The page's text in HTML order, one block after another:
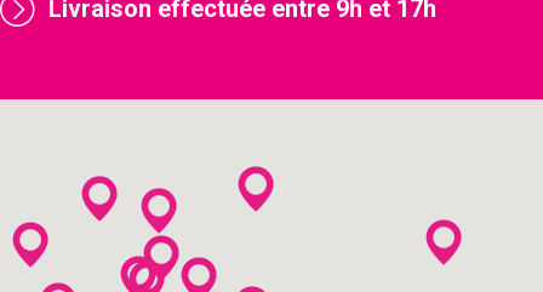
Livraison effectuée entre 9h et 17h